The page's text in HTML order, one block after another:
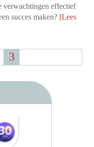
verwachtingen effectief
succes maken? [Lees
3